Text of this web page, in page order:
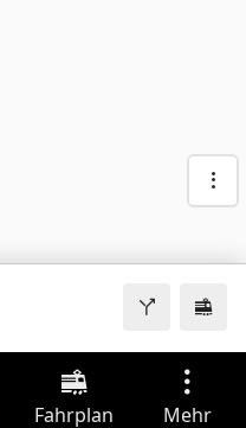
Fahrplan Mehr